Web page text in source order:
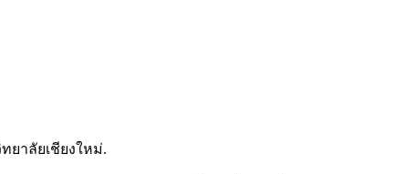
ยาลัยเชียงใหม่.